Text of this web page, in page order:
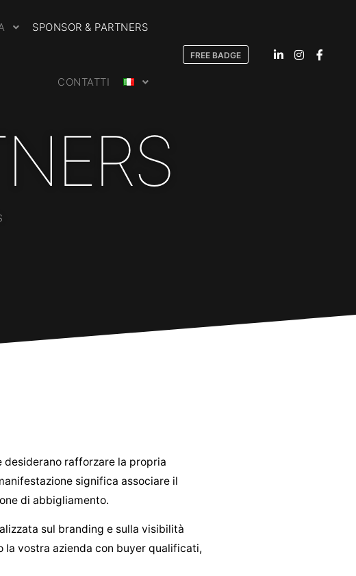
SPONSOR & PARTNERS
CONTATTI
FREE BADGE
rafforzare la propria
significa associare il
di abbigliamento.
sul branding e sulla visibilità
vostra azienda con buyer qualificati,